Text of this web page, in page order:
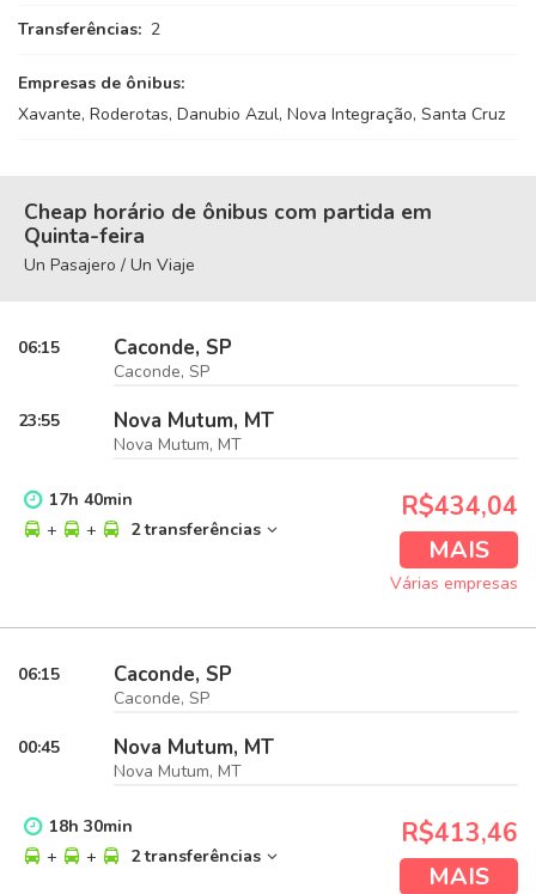
Transferências: 2
Empresas de ônibus:
Xavante, Roderotas, Danubio Azul, Nova Integração, Santa Cruz
Cheap horário de ônibus com partida em
Quinta-feira
Un Pasajero / Un Viaje
06:15 Caconde, SP
Caconde, SP
23:55 Nova Mutum, MT
Nova Mutum, MT
17h 40min
+
+ 2 transferências
R$434,04
MAIS
Várias empresas
06:15 Caconde, SP
Caconde, SP
00:45 Nova Mutum, MT
Nova Mutum, MT
18h 30min
+
+ 2 transferências
R$413,46
MAIS